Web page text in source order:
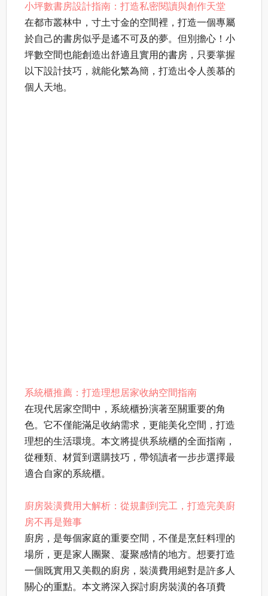
小坪數書房設計指南：打造私密閱讀與創作天堂
在都市叢林中，寸土寸金的空間裡，打造一個專屬
於自己的書房似乎是遙不可及的夢。但別擔心！小
坪數空間也能創造出舒適且實用的書房，只要掌握
以下設計技巧，就能化繁為簡，打造出令人羨慕的
個人天地。
系統櫃推薦：打造理想居家收納空間指南
在現代居家空間中，系統櫃扮演著至關重要的角
色。它不僅能滿足收納需求，更能美化空間，打造
理想的生活環境。本文將提供系統櫃的全面指南，
從種類、材質到選購技巧，帶領讀者一步步選擇最
適合自家的系統櫃。
廚房裝潢費用大解析：從規劃到完工，打造完美廚
房不再是難事
廚房，是每個家庭的重要空間，不僅是烹飪料理的
場所，更是家人團聚、凝聚感情的地方。想要打造
一個既實用又美觀的廚房，裝潢費用絕對是許多人
關心的重點。本文將深入探討廚房裝潢的各項費